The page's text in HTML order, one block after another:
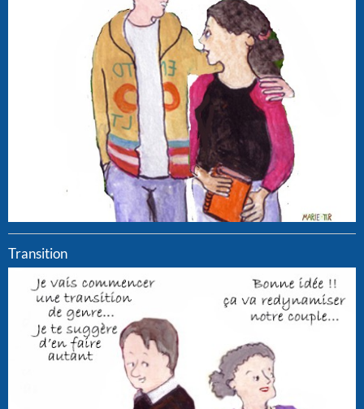
Transition